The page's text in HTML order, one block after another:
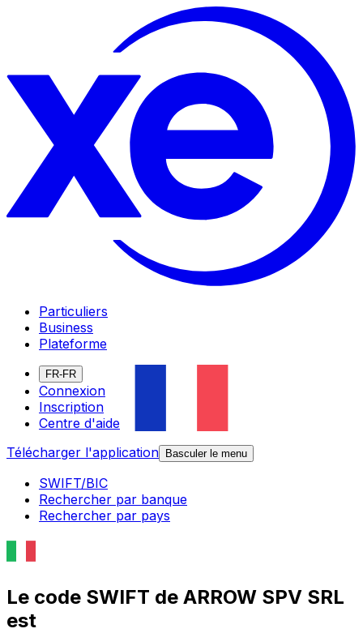
Particuliers
Business
Plateforme
FR-FR
Connexion
Inscription
Centre d'aide
Télécharger l'application
Basculer le menu
SWIFT/BIC
Rechercher par banque
Rechercher par pays
Le code SWIFT de ARROW SPV SRL
est